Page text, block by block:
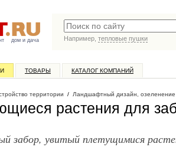
дом и дача
Например, тепловые пушки
ТОВАРЫ КАТАЛОГ КОМПАНИЙ
территории / Ландшафтный дизайн, озеленение
растения для
забор, увитый плетущимися